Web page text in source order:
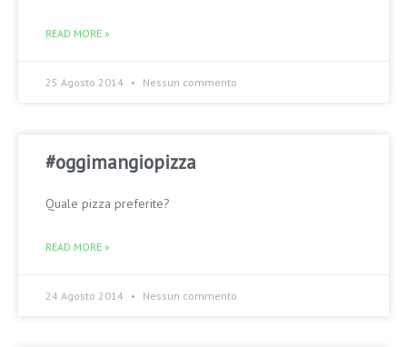
READ MORE »
25 Agosto 2014 Nessun commento
#oggimangiopizza
Quale pizza preferite?
READ MORE »
24 Agosto 2014 Nessun commento